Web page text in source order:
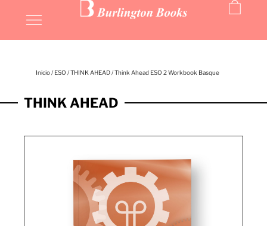
Inicio/ ESO /THINK AHEAD/ Think Ahead ESO 2 Workbook Basque
THINK AHEAD